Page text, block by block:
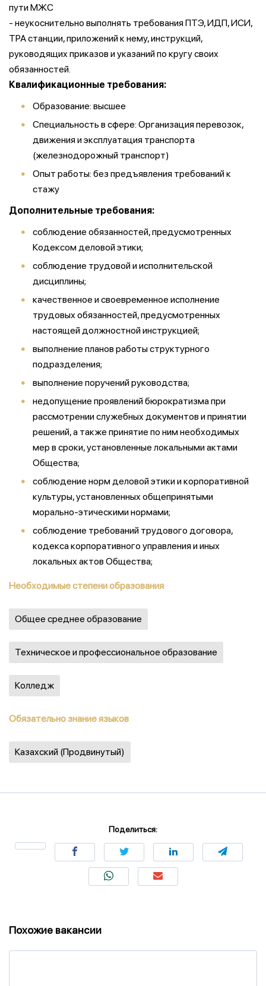
пути МЖС
- неукоснительно выполнять требования ПТЭ, ИДП, ИСИ,
ТРА станции, приложений к нему, инструкций,
руководящих приказов и указаний по кругу своих
обязанностей.
Квалификационные требования:
Образование: высшее
Специальность в сфере: Организация перевозок,
движения и эксплуатация транспорта
(железнодорожный транспорт)
Опыт работы: без предъявления требований к
стажу
Дополнительные требования:
соблюдение обязанностей, предусмотренных
Кодексом деловой этики;
соблюдение трудовой и исполнительской
дисциплины;
качественное и своевременное исполнение
трудовых обязанностей, предусмотренных
настоящей должностной инструкцией;
выполнение планов работы структурного
подразделения;
выполнение поручений руководства;
недопущение проявлений бюрократизма при
рассмотрении служебных документов и принятии
решений, а также принятие по ним необходимых
мер в сроки, установленные локальными актами
Общества;
соблюдение норм деловой этики и корпоративной
культуры, установленных общепринятыми
морально-этическими нормами;
соблюдение требований трудового договора,
кодекса корпоративного управления и иных
локальных актов Общества;
Необходимые степени образования
Общее среднее образование
Техническое и профессиональное образование
Колледж
Обязательно знание языков
Казахский (Продвинутый)
Поделиться:
Похожие вакансии